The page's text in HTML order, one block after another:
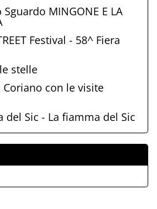
MINGONE E LA
Festival - 58^ Fiera
stelle
con le visite
del Sic - La fiamma del Sic